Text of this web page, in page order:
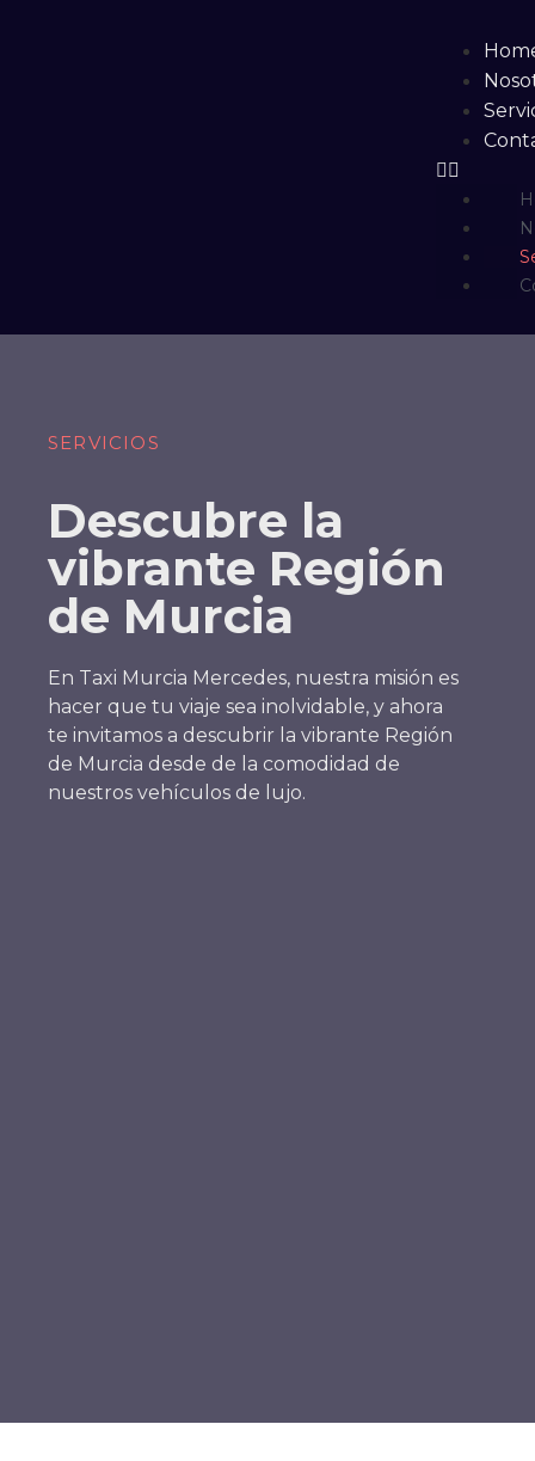
SERVICIOS
Descubre la
vibrante Región
de Murcia
En Taxi Murcia Mercedes, nuestra misión es
hacer que tu viaje sea inolvidable, y ahora
te invitamos a descubrir la vibrante Región
de Murcia desde de la comodidad de
nuestros vehículos de lujo.